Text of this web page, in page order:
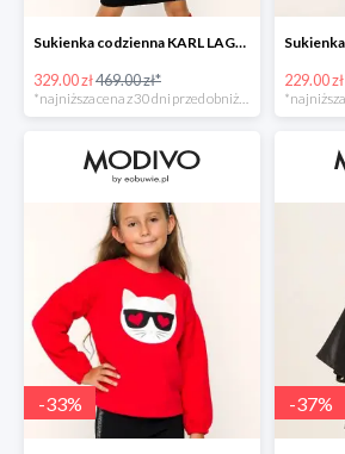
Sukienka codzienna KARL LAGERFELD -30%
329.00 zł469.00 zł*
*najniższa cena z 30 dni przed obniżką
229.00 zł
-33% -37%